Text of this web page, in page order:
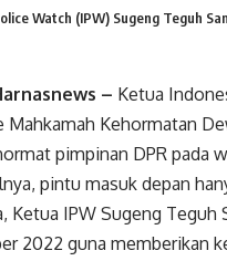
Watch (IPW) Sugeng Teguh
– Ketua
Mahkamah Kehormatan
pimpinan DPR pada
pintu masuk depan
Ketua IPW Sugeng
2022 guna memberikan